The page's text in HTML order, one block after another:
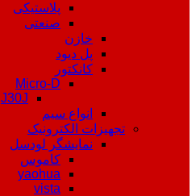
پلاستیکی
صنعتی
خازن
پل دیود
کانکتور
Micro-D
J30J
انواع سیم
تجهیزات الکترونیک
نمایشگر لودسل
کاموس
yaohua
vista